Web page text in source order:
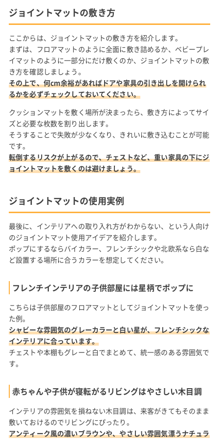
ジョイントマットの敷き方
ここからは、ジョイントマットの敷き方を紹介します。
まずは、フロアマットのように全面に敷き詰めるか、ベビープレ
イマットのように一部分にだけ敷くのか、ジョイントマットの敷
き方を確認しましょう。
その上で、何cm余裕があればドアや家具の引き出しを開けられ
るかを必ずチェックしておいてください。
クッションマットを敷く場所が決まったら、敷き方によってサイ
ズと必要な枚数を割り出します。
そうすることで失敗が少なくなり、きれいに敷き込むことが可能
です。
転倒するリスクが上がるので、チェストなど、重い家具の下にジ
ョイントマットを敷くのは避けましょう。
ジョイントマットの使用実例
最後に、インテリアへの取り入れ方がわからない、という人向け
のジョイントマット使用アイデアを紹介します。
ポップにするならバイカラー、フレンチシックや北欧系なら白な
ど設置する場所に合うカラーを想定してください。
フレンチインテリアの子供部屋には星柄でポップに
こちらは子供部屋のフロアマットとしてジョイントマットを使っ
た例。
シャビーな雰囲気のグレーカラーと白い星が、フレンチシックな
インテリアに合っています。
チェストや本棚もグレーと白でまとめて、統一感のある雰囲気で
す。
赤ちゃんや子供が寝転がるリビングはやさしい木目調
インテリアの雰囲気を損ねない木目調は、来客がきてもそのまま
敷いておけるのでリビングにぴったり。
アンティーク風の濃いブラウンや、やさしい雰囲気漂うナチュラ